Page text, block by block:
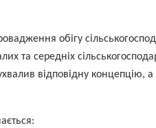
обігу
та середніх
відповідну концепцію,